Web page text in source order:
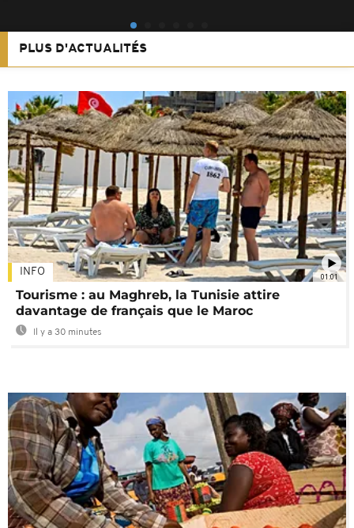
PLUS D'ACTUALITÉS
01:01
INFO
Tourisme : au Maghreb, la Tunisie attire
davantage de français que le Maroc
Il y a 30 minutes